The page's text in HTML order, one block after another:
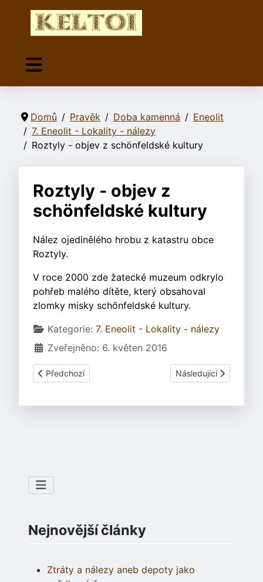
Domů Pravěk Doba kamenná
Eneolit
7. Eneolit - Lokality - nálezy
Roztyly - objev z schönfeldské kultury
Roztyly - objev z
schönfeldské kultury
Nález ojedinělého hrobu z katastru obce
Roztyly.
V roce 2000 zde žatecké muzeum odkrylo
pohřeb malého dítěte, který obsahoval
zlomky misky schőnfeldské kultury.
Základní údaje
Kategorie: 7. Eneolit - Lokality - nálezy
Zveřejněno: 6. květen 2016
Předchozí článek: Brodek u Prostějova - svatyně
Předchozí Další článek:
Následující
Nejnovější články
Ztráty a nálezy aneb depoty jako